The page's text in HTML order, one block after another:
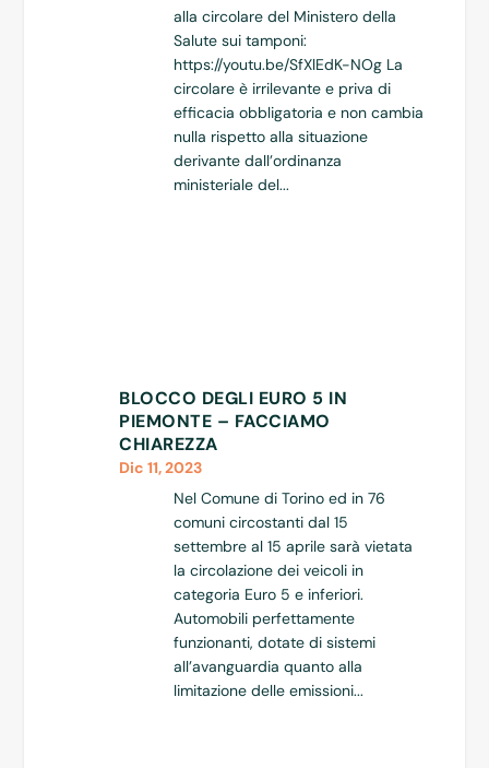
alla circolare del Ministero della
Salute sui tamponi:
https://youtu.be/SfXlEdK-NOg La
circolare è irrilevante e priva di
efficacia obbligatoria e non cambia
nulla rispetto alla situazione
derivante dall’ordinanza
ministeriale del...
BLOCCO DEGLI EURO 5 IN
PIEMONTE – FACCIAMO
CHIAREZZA
Dic 11, 2023
Nel Comune di Torino ed in 76
comuni circostanti dal 15
settembre al 15 aprile sarà vietata
la circolazione dei veicoli in
categoria Euro 5 e inferiori.
Automobili perfettamente
funzionanti, dotate di sistemi
all’avanguardia quanto alla
limitazione delle emissioni...